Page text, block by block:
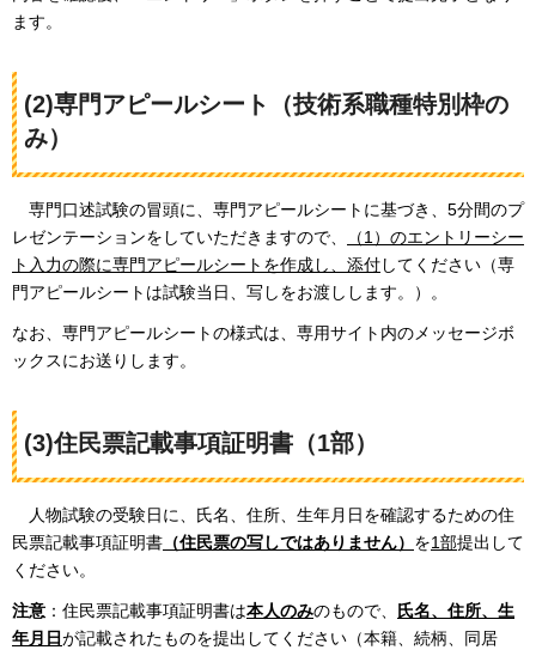
ます。
(2)専門アピールシート（技術系職種特別枠の
み）
専門口述試験の冒頭に、専門アピールシートに基づき、5分間のプ
レゼンテーションをしていただきますので、
（1）のエントリーシー
ト入力の際に専門アピールシートを作成し、添付してください（専
門アピールシートは試験当日、写しをお渡しします。）。
なお、専門アピールシートの様式は、専用サイト内のメッセージボ
ックスにお送りします。
(3)住民票記載事項証明書（1部）
人物試験の受験日に、氏名、住所、生年月日を確認するための住
民票記載事項証明書 （住民票の写しではありません） を1部提出して
ください。
注意 ：住民票記載事項証明書は本人のみのもので、
氏名、住所、生
年月日が記載されたものを提出してください（本籍、続柄、同居